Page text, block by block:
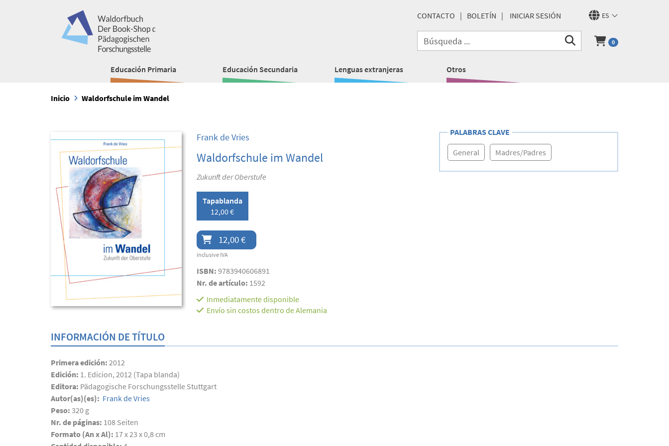
ES
CONTACTO BOLETÍN INICIAR SESIÓN
0
Educación Primaria Educación Secundaria Lenguas extranjeras Otros
Inicio Waldorfschule im Wandel
Frank de Vries
Waldorfschule im Wandel
Zukunft der Oberstufe
Tapablanda
12,00 €
12,00 €
inclusive IVA
ISBN: 9783940606891
Nr. de artículo: 1592
Inmediatamente disponible
Envío sin costos dentro de Alemania
PALABRAS CLAVE
General Madres/Padres
INFORMACIÓN DE TÍTULO
Primera edición: 2012
Edición: 1. Edicion, 2012 (Tapa blanda)
Editora: Pädagogische Forschungsstelle Stuttgart
Autor(as)(es): Frank de Vries
Peso: 320 g
Nr. de páginas: 108 Seiten
Formato (An x Al): 17 x 23 x 0,8 cm